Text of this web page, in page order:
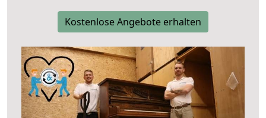
Kostenlose Angebote erhalten